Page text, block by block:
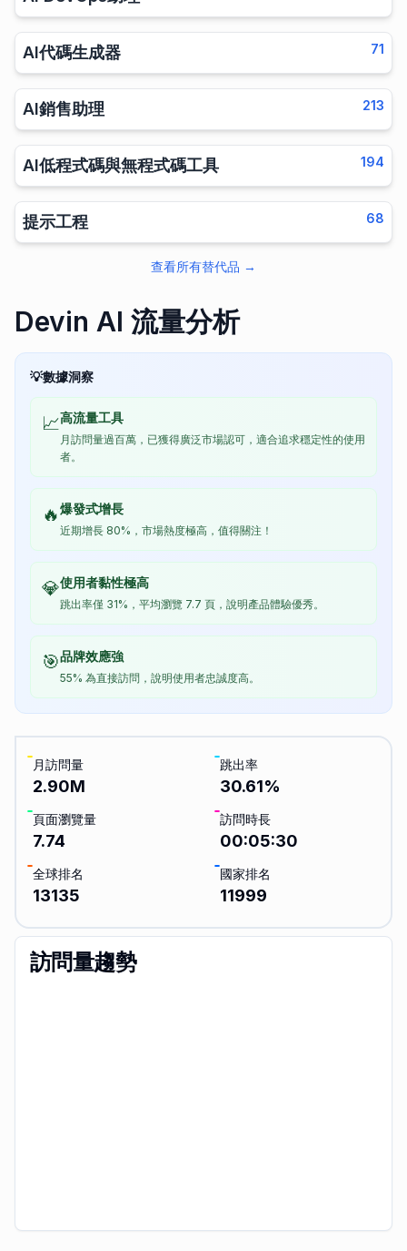
AI代碼生成器 71
AI銷售助理 213
AI低程式碼與無程式碼工具 194
提示工程 68
查看所有替代品 →
Devin AI 流量分析
💡數據洞察
📈高流量工具
月訪問量過百萬，已獲得廣泛市場認可，適合追求穩定性的使用
者。
🔥爆發式增長
近期增長 80%，市場熱度極高，值得關注！
💎使用者黏性極高
跳出率僅 31%，平均瀏覽 7.7 頁，說明產品體驗優秀。
🎯品牌效應強
55% 為直接訪問，說明使用者忠誠度高。
月訪問量
2.90M
跳出率
30.61%
頁面瀏覽量
7.74
訪問時長
00:05:30
全球排名
13135
國家排名
11999
訪問量趨勢